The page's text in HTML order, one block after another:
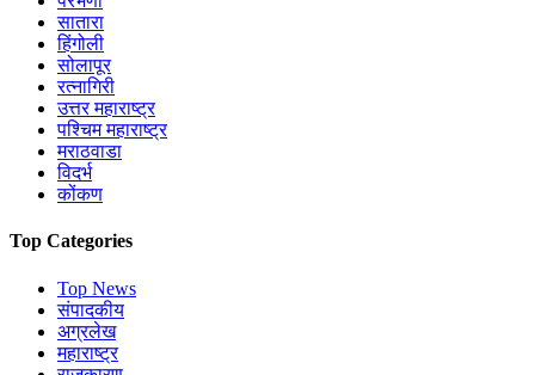
सातारा
हिंगोली
सोलापूर
रत्नागिरी
उत्तर महाराष्ट्र
पश्चिम महाराष्ट्र
मराठवाडा
विदर्भ
कोंकण
Top Categories
Top News
संपादकीय
अग्रलेख
महाराष्ट्र